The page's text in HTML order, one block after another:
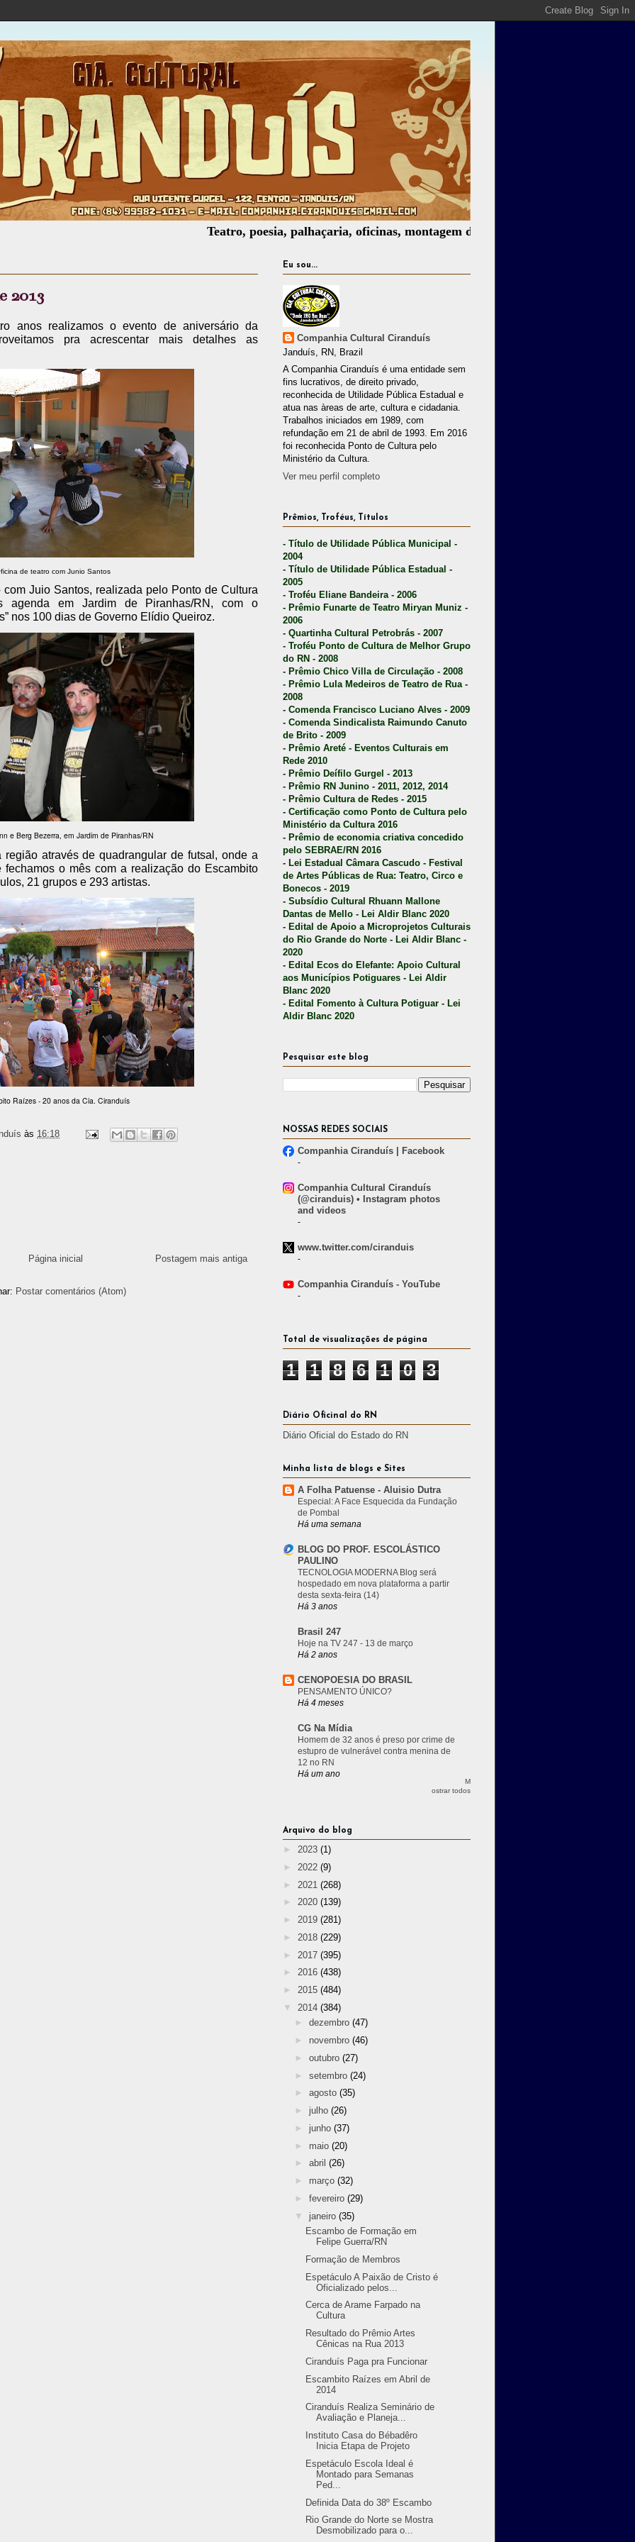
Teatro, poesia, palhaçaria, oficinas, montagem de espetáculos, assessoria cultural,
2013
anos realizamos o evento de aniversário da
pra acrescentar mais detalhes as
de teatro com Junio Santos
Juio Santos, realizada pelo Ponto de Cultura
agenda em Jardim de Piranhas/RN, com o
nos 100 dias de Governo Elídio Queiroz.
e Berg Bezerra, em Jardim de Piranhas/RN
através de quadrangular de futsal, onde a
o mês com a realização do Escambito
21 grupos e 293 artistas.
Raízes - 20 anos da Cia. Ciranduís
às 16:18
Postagem mais antiga
Página inicial
Postar comentários (Atom)
Eu sou...
Companhia Cultural Ciranduís
Janduís, RN, Brazil
A Companhia Ciranduís é uma entidade sem
fins lucrativos, de direito privado,
reconhecida de Utilidade Pública Estadual e
atua nas àreas de arte, cultura e cidadania.
Trabalhos iniciados em 1989, com
refundação em 21 de abril de 1993. Em 2016
foi reconhecida Ponto de Cultura pelo
Ministério da Cultura.
Ver meu perfil completo
Prêmios, Troféus, Títulos
- Título de Utilidade Pública Municipal -
2004
- Título de Utilidade Pública Estadual -
2005
- Troféu Eliane Bandeira - 2006
- Prêmio Funarte de Teatro Miryan Muniz -
2006
- Quartinha Cultural Petrobrás - 2007
- Troféu Ponto de Cultura de Melhor Grupo
do RN - 2008
- Prêmio Chico Villa de Circulação - 2008
- Prêmio Lula Medeiros de Teatro de Rua -
2008
- Comenda Francisco Luciano Alves - 2009
- Comenda Sindicalista Raimundo Canuto
de Brito - 2009
- Prêmio Areté - Eventos Culturais em
Rede 2010
- Prêmio Deífilo Gurgel - 2013
- Prêmio RN Junino - 2011, 2012, 2014
- Prêmio Cultura de Redes - 2015
- Certificação como Ponto de Cultura pelo
Ministério da Cultura 2016
- Prêmio de economia criativa concedido
pelo SEBRAE/RN 2016
- Lei Estadual Câmara Cascudo - Festival
de Artes Públicas de Rua: Teatro, Circo e
Bonecos - 2019
- Subsídio Cultural Rhuann Mallone
Dantas de Mello - Lei Aldir Blanc 2020
- Edital de Apoio a Microprojetos Culturais
do Rio Grande do Norte - Lei Aldir Blanc -
2020
- Edital Ecos do Elefante: Apoio Cultural
aos Municípios Potiguares - Lei Aldir
Blanc 2020
- Edital Fomento à Cultura Potiguar - Lei
Aldir Blanc 2020
Pesquisar este blog
NOSSAS REDES SOCIAIS
Companhia Ciranduís | Facebook
-
Companhia Cultural Ciranduís
(@ciranduis) • Instagram photos
and videos
-
www.twitter.com/ciranduis
-
Companhia Ciranduís - YouTube
-
Total de visualizações de página
1 1 8 6 1 0 3
Diário Oficinal do RN
Diário Oficial do Estado do RN
Minha lista de blogs e Sites
A Folha Patuense - Aluisio Dutra
Especial: A Face Esquecida da Fundação
de Pombal
Há uma semana
BLOG DO PROF. ESCOLÁSTICO
PAULINO
TECNOLOGIA MODERNA Blog será
hospedado em nova plataforma a partir
desta sexta-feira (14)
Há 3 anos
Brasil 247
Hoje na TV 247 - 13 de março
Há 2 anos
CENOPOESIA DO BRASIL
PENSAMENTO ÚNICO?
Há 4 meses
CG Na Mídia
Homem de 32 anos é preso por crime de
estupro de vulnerável contra menina de
12 no RN
Há um ano
M
ostrar todos
Arquivo do blog
► 2023 (1)
► 2022 (9)
► 2021 (268)
► 2020 (139)
► 2019 (281)
► 2018 (229)
► 2017 (395)
► 2016 (438)
► 2015 (484)
▼ 2014 (384)
► dezembro (47)
► novembro (46)
► outubro (27)
► setembro (24)
► agosto (35)
► julho (26)
► junho (37)
► maio (20)
► abril (26)
► março (32)
► fevereiro (29)
▼ janeiro (35)
Escambo de Formação em
Felipe Guerra/RN
Formação de Membros
Espetáculo A Paixão de Cristo é
Oficializado pelos...
Cerca de Arame Farpado na
Cultura
Resultado do Prêmio Artes
Cênicas na Rua 2013
Ciranduís Paga pra Funcionar
Escambito Raízes em Abril de
2014
Ciranduís Realiza Seminário de
Avaliação e Planeja...
Instituto Casa do Bébadêro
Inicia Etapa de Projeto
Espetáculo Escola Ideal é
Montado para Semanas
Ped...
Definida Data do 38º Escambo
Rio Grande do Norte se Mostra
Desmobilizado para o...